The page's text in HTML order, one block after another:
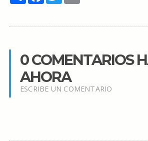
0 COMENTARIOS
AHORA
ESCRIBE UN COMENTARIO